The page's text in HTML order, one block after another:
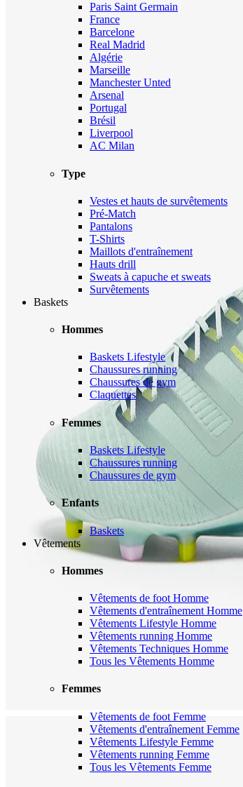
Paris Saint Germain
France
Barcelone
Real Madrid
Algérie
Marseille
Manchester Unted
Arsenal
Portugal
Brésil
Liverpool
AC Milan
Type
Vestes et hauts de survêtements
Pré-Match
Pantalons
T-Shirts
Maillots d'entraînement
Hauts drill
Sweats à capuche et sweats
Survêtements
Baskets
Hommes
Baskets Lifestyle
Chaussures running
Chaussures de gym
Claquettes
Femmes
Baskets Lifestyle
Chaussures running
Chaussures de gym
Enfants
Baskets
Vêtements
Hommes
Vêtements de foot Homme
Vêtements d'entraînement Homme
Vêtements Lifestyle Homme
Vêtements running Homme
Vêtements Techniques Homme
Tous les Vêtements Homme
Femmes
Vêtements de foot Femme
Vêtements d'entraînement Femme
Vêtements Lifestyle Femme
Vêtements running Femme
Tous les Vêtements Femme